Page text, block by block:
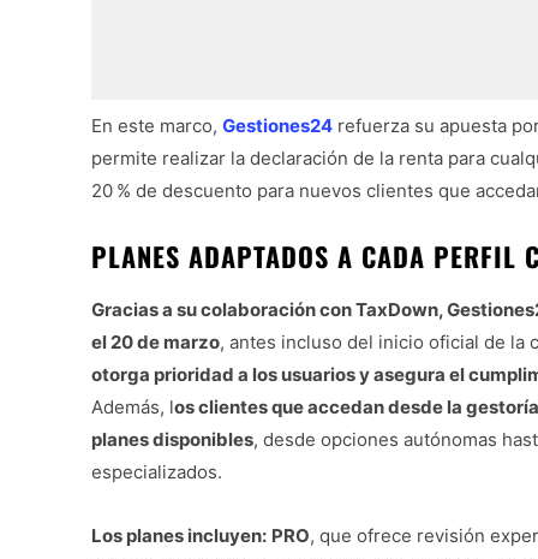
En este marco, Gestiones24 refuerza su apuesta
permite realizar la declaración de la renta para
20 % de descuento para nuevos clientes que
PLANES ADAPTADOS A CADA PERFIL
Gracias a su colaboración con TaxDown,
el 20 de marzo, antes incluso del inicio oficial de la
otorga prioridad a los usuarios y asegura el
Además, los clientes que accedan desde la gestoría
planes disponibles, desde opciones autónomas
especializados.
Los planes incluyen: PRO, que ofrece revisión